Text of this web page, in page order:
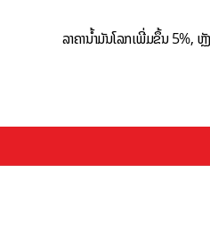
ລາຄານ້ຳມັນໂລກເພີ່ມຂຶ້ນ 5%,